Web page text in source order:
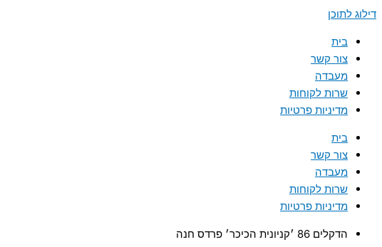
דילוג לתוכן
בית
צור קשר
מעבדה
שרות לקוחות
מדיניות פרטיות
בית
צור קשר
מעבדה
שרות לקוחות
מדיניות פרטיות
הדקלים 86 ׳קניונית הכיכר׳ פרדס חנה